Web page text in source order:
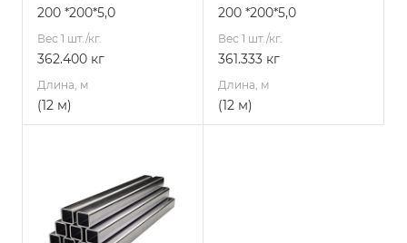
200 *200*5,0
Вес 1 шт./кг.
362.400 кг
Длина, м
(12 м)
200 *200*5,0
Вес 1 шт./кг.
361.333 кг
Длина, м
(12 м)